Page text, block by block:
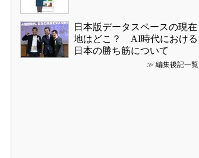
日本版データスペースの現在
地はどこ？ AI時代における
日本の勝ち筋について
≫ 編集後記一覧